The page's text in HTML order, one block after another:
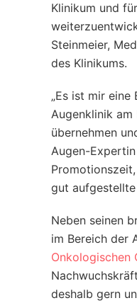
Klinikum und
Steinmeier,
des Klinikums.
„Es ist mir eine
Augenklinik am
übernehmen
Augen-Expertin
gut
Neben seinen
im Bereich der
Onkologischen
deshalb gern